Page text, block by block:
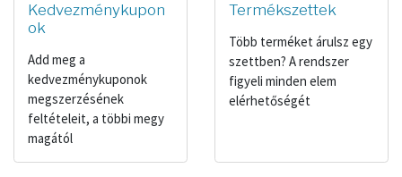
Kedvezménykupon
ok
Add meg a
kedvezménykuponok
megszerzésének
feltételeit, a többi megy
magától
Termékszettek
Több terméket árulsz egy
szettben? A rendszer
figyeli minden elem
elérhetőségét